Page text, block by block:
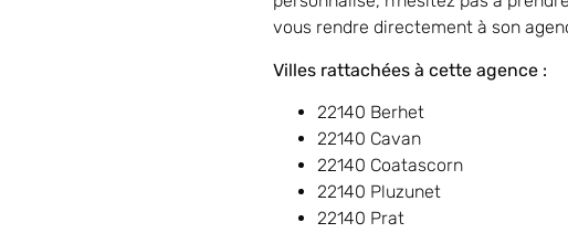
vous rendre directement à son
Villes rattachées à cette agence :
22140 Berhet
22140 Cavan
22140 Coatascorn
22140 Pluzunet
22140 Prat